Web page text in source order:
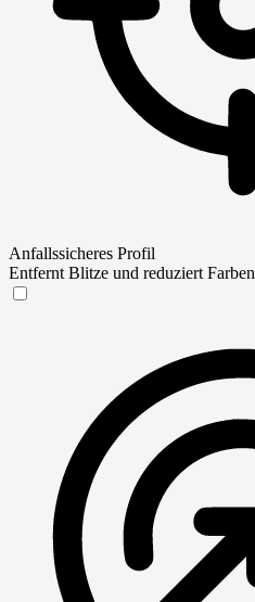
Anfallssicheres Profil
Entfernt Blitze und reduziert Farben